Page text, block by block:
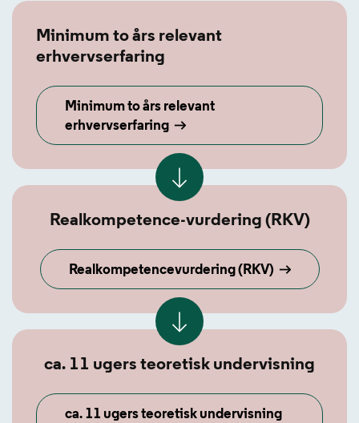
Minimum to års relevant
erhvervserfaring
Minimum to års relevant
erhvervserfaring
Realkompetence-vurdering (RKV)
Realkompetencevurdering (RKV)
ca. 11 ugers teoretisk undervisning
ca. 11 ugers teoretisk undervisning